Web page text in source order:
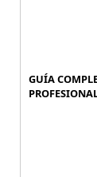
GUÍA